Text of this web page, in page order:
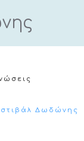
Δωδώνης